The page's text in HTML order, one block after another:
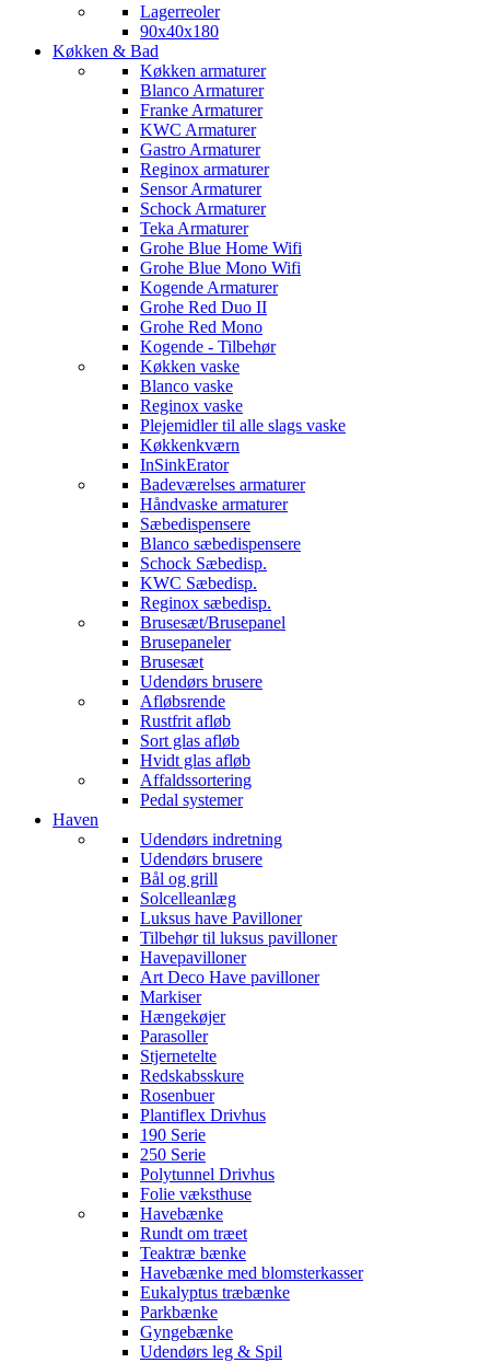
Lagerreoler
90x40x180
Køkken & Bad
Køkken armaturer
Blanco Armaturer
Franke Armaturer
KWC Armaturer
Gastro Armaturer
Reginox armaturer
Sensor Armaturer
Schock Armaturer
Teka Armaturer
Grohe Blue Home Wifi
Grohe Blue Mono Wifi
Kogende Armaturer
Grohe Red Duo II
Grohe Red Mono
Kogende - Tilbehør
Køkken vaske
Blanco vaske
Reginox vaske
Plejemidler til alle slags vaske
Køkkenkværn
InSinkErator
Badeværelses armaturer
Håndvaske armaturer
Sæbedispensere
Blanco sæbedispensere
Schock Sæbedisp.
KWC Sæbedisp.
Reginox sæbedisp.
Brusesæt/Brusepanel
Brusepaneler
Brusesæt
Udendørs brusere
Afløbsrende
Rustfrit afløb
Sort glas afløb
Hvidt glas afløb
Affaldssortering
Pedal systemer
Haven
Udendørs indretning
Udendørs brusere
Bål og grill
Solcelleanlæg
Luksus have Pavilloner
Tilbehør til luksus pavilloner
Havepavilloner
Art Deco Have pavilloner
Markiser
Hængekøjer
Parasoller
Stjernetelte
Redskabsskure
Rosenbuer
Plantiflex Drivhus
190 Serie
250 Serie
Polytunnel Drivhus
Folie væksthuse
Havebænke
Rundt om træet
Teaktræ bænke
Havebænke med blomsterkasser
Eukalyptus træbænke
Parkbænke
Gyngebænke
Udendørs leg & Spil